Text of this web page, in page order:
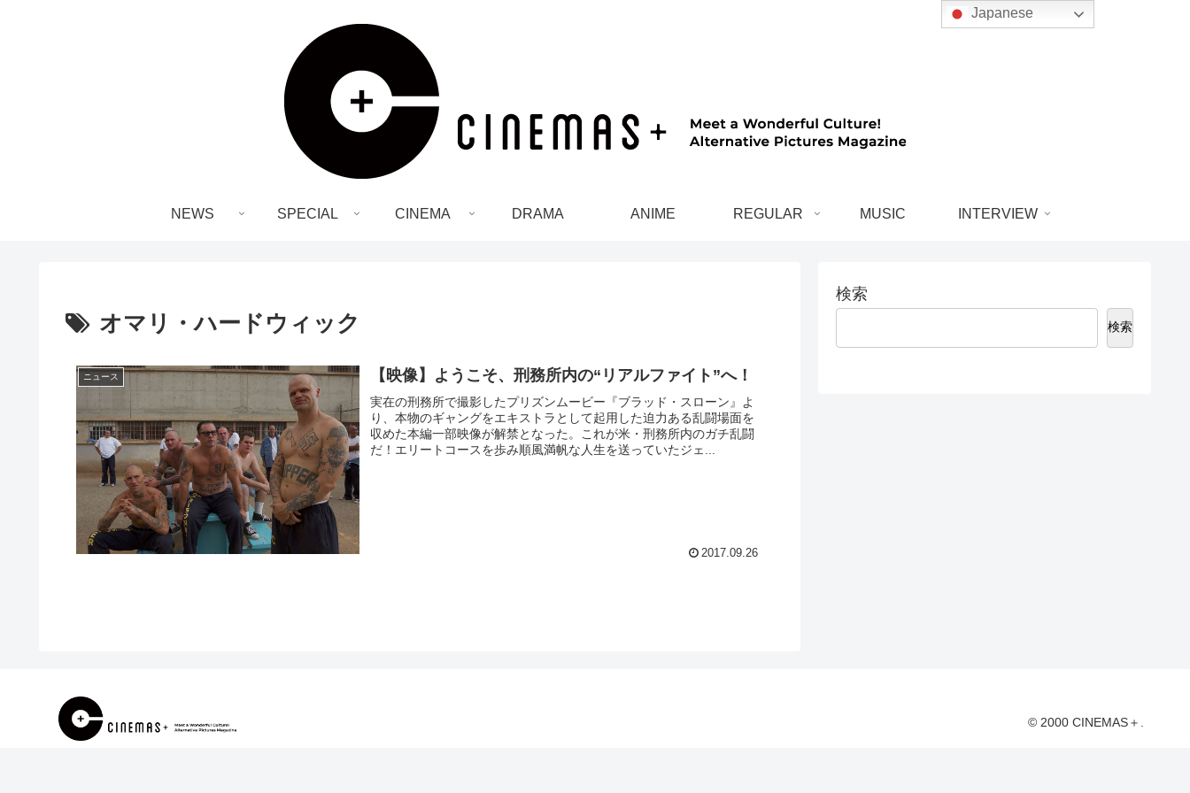
NEWS SPECIAL CINEMA DRAMA ANIME REGULAR MUSIC INTERVIEW
オマリ・ハードウィック
ニュース 【映像】ようこそ、刑務所内の“リアルファイト”へ！
実在の刑務所で撮影したプリズンムービー『ブラッド・スローン』よ
り、本物のギャングをエキストラとして起用した迫力ある乱闘場面を
収めた本編一部映像が解禁となった。これが米・刑務所内のガチ乱闘
だ！エリートコースを歩み順風満帆な人生を送っていたジェ...
2017.09.26
検索
検索
© 2000 CINEMAS＋.
Japanese